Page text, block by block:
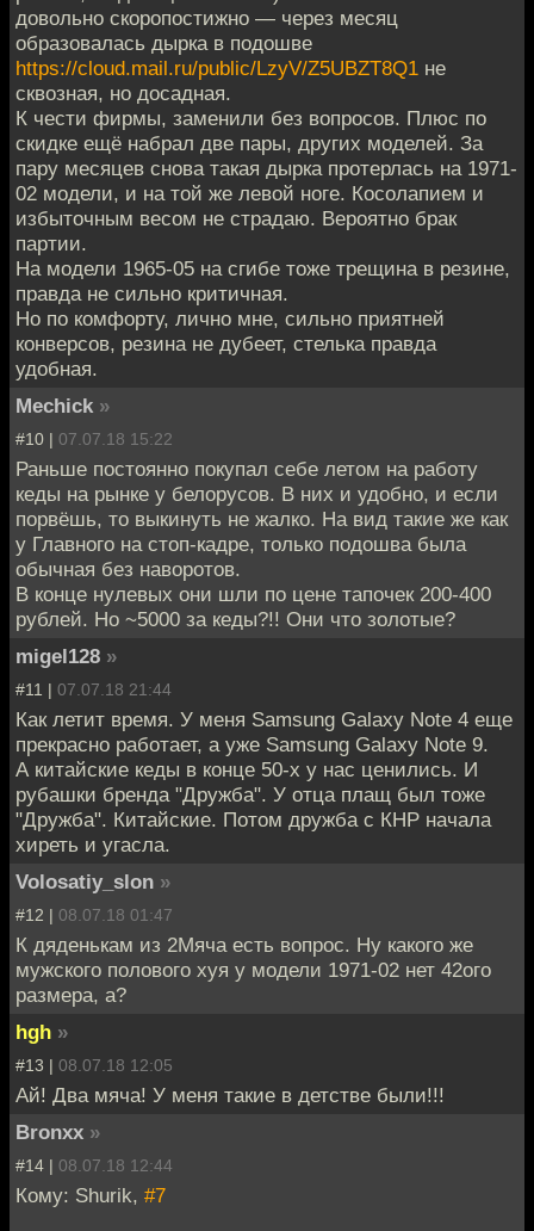
довольно скоропостижно — через месяц
образовалась дырка в подошве
https://cloud.mail.ru/public/LzyV/Z5UBZT8Q1 не
сквозная, но досадная.
К чести фирмы, заменили без вопросов. Плюс по
скидке ещё набрал две пары, других моделей. За
пару месяцев снова такая дырка протерлась на 1971-
02 модели, и на той же левой ноге. Косолапием и
избыточным весом не страдаю. Вероятно брак
партии.
На модели 1965-05 на сгибе тоже трещина в резине,
правда не сильно критичная.
Но по комфорту, лично мне, сильно приятней
конверсов, резина не дубеет, стелька правда
удобная.
Mechick »
#10 | 07.07.18 15:22
Раньше постоянно покупал себе летом на работу
кеды на рынке у белорусов. В них и удобно, и если
порвёшь, то выкинуть не жалко. На вид такие же как
у Главного на стоп-кадре, только подошва была
обычная без наворотов.
В конце нулевых они шли по цене тапочек 200-400
рублей. Но ~5000 за кеды?!! Они что золотые?
migel128 »
#11 | 07.07.18 21:44
Как летит время. У меня Samsung Galaxy Note 4 еще
прекрасно работает, а уже Samsung Galaxy Note 9.
А китайские кеды в конце 50-х у нас ценились. И
рубашки бренда "Дружба". У отца плащ был тоже
"Дружба". Китайские. Потом дружба с КНР начала
хиреть и угасла.
Volosatiy_slon »
#12 | 08.07.18 01:47
К дяденькам из 2Мяча есть вопрос. Ну какого же
мужского полового хуя у модели 1971-02 нет 42ого
размера, а?
hgh »
#13 | 08.07.18 12:05
Ай! Два мяча! У меня такие в детстве были!!!
Bronxx »
#14 | 08.07.18 12:44
Кому: Shurik, #7